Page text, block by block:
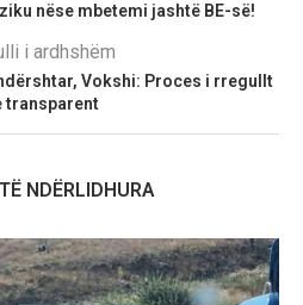
nëse mbetemi jashtë BE-së!
i ardhshëm
Vokshi: Proces i rregullt
transparent
NDËRLIDHURA